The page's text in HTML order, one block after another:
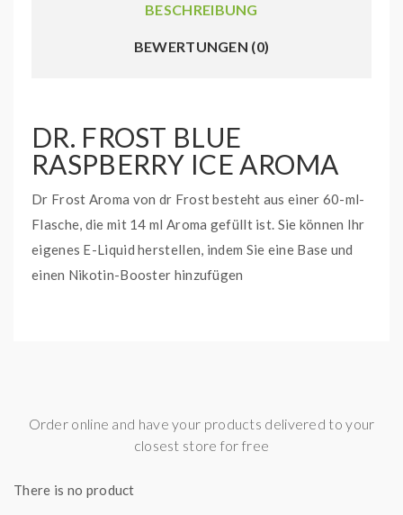
BESCHREIBUNG
BEWERTUNGEN (0)
DR. FROST BLUE
RASPBERRY ICE AROMA
Dr Frost Aroma von dr Frost besteht aus einer 60-ml-
Flasche, die mit 14 ml Aroma gefüllt ist. Sie können Ihr
eigenes E-Liquid herstellen, indem Sie eine Base und
einen Nikotin-Booster hinzufügen
Order online and have your products delivered to your
closest store for free
There is no product